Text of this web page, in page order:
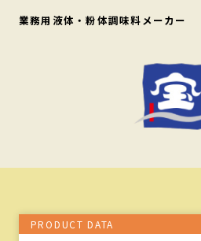
業務用液体・粉体調味料メーカー
PRODUCT DATA